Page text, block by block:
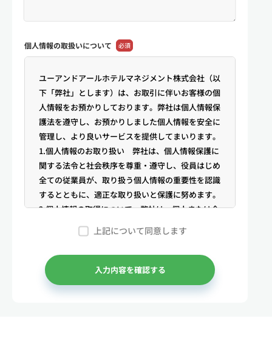
個人情報の取扱いについて 必須
ユーアンドアールホテルマネジメント株式会社（以
下「弊社」とします）は、お取引に伴いお客様の個
人情報をお預かりしております。弊社は個人情報保
護法を遵守し、お預かりしました個人情報を安全に
管理し、より良いサービスを提供してまいります。
1.個人情報のお取り扱い 弊社は、個人情報保護に
関する法令と社会秩序を尊重・遵守し、役員はじめ
全ての従業員が、取り扱う個人情報の重要性を認識
するとともに、適正な取り扱いと保護に努めます。
2.個人情報の取得について 弊社は、個人または企
業からの電話・メール等のお問合せや公開情報（登
記簿謄本、電話帳、インターネット掲載情報等）な
どから適法かつ公正な手段により個人情報を取得い
たします。
3.弊社が保有する個人情報 （1）マンスリー物件
上記について同意します
入力内容を確認する